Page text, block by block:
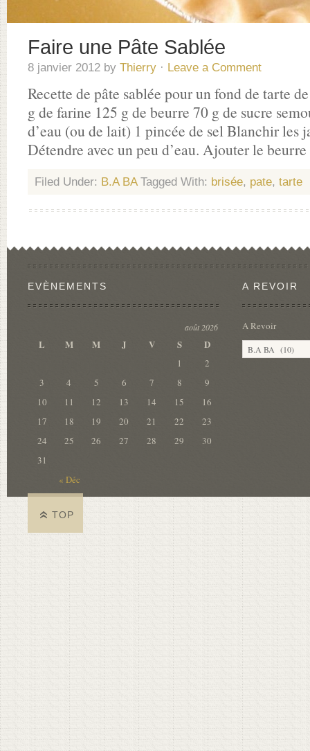
Faire une Pâte Sablée
8 janvier 2012 by Thierry · Leave a Comment
Recette de pâte sablée pour un fond de tarte
g de farine 125 g de beurre 70 g de sucre
d’eau (ou de lait) 1 pincée de sel Blanchir les
Détendre avec un peu d’eau. Ajouter le
Filed Under: B.A BA Tagged With: brisée, pate, tarte
EVÈNEMENTS
août 2026
L M M J V S D
« Déc
1
2
3
4 5 6 7 8
9
10
11 12 13 14 15
16
17
18 19 20 21 22
23
24
25 26 27 28 29
30
31
A REVOIR
A Revoir
TOP